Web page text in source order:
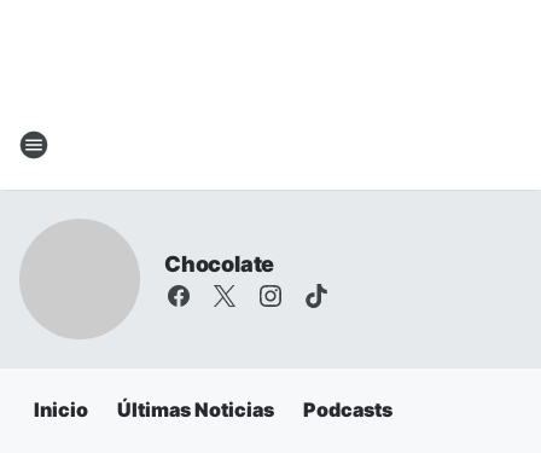
Chocolate
Inicio Últimas Noticias Podcasts